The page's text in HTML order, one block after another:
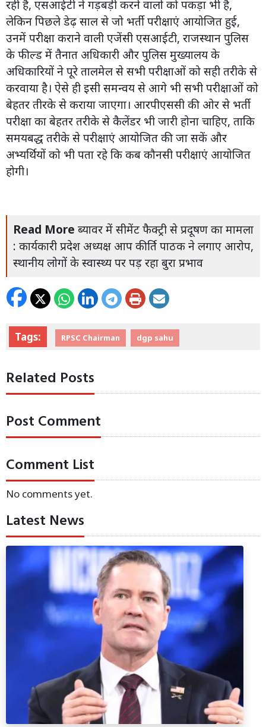
रही है, एसआईटी ने गड़बड़ी करने वालों को पकड़ा भी है,
लेकिन पिछले डेढ़ साल से जो भर्ती परीक्षाएं आयोजित हुई,
उनमें परीक्षा कराने वाली एजेंसी एसआईटी, राजस्थान पुलिस
के फील्ड में तैनात अधिकारी और पुलिस मुख्यालय के
अधिकारियों ने पूरे तालमेल से सभी परीक्षाओं को सही तरीके से
करवाया है। ऐसे ही इसी समन्वय से आगे भी सभी परीक्षाओं को
बेहतर तीरके से कराया जाएगा। आरपीएससी की ओर से भर्ती
परीक्षा का बेहतर तरीके से कैलेंडर भी जारी होना चाहिए, ताकि
समयबद्ध तरीके से परीक्षाएं आयोजित की जा सकें और
अभ्यर्थियों को भी पता रहे कि कब कौनसी परीक्षाएं आयोजित
होगी।
Read More ब्यावर में सीमेंट फैक्ट्री से प्रदूषण का मामला
: कार्यकारी प्रदेश अध्यक्ष आप कीर्ति पाठक ने लगाए आरोप,
स्थानीय लोगों के स्वास्थ्य पर पड़ रहा बुरा प्रभाव
Tags: RPSC Chairman dgp sahu
Related Posts
Post Comment
Comment List
No comments yet.
Latest News